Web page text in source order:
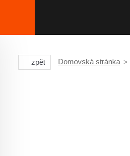
zpět Domovská stránka